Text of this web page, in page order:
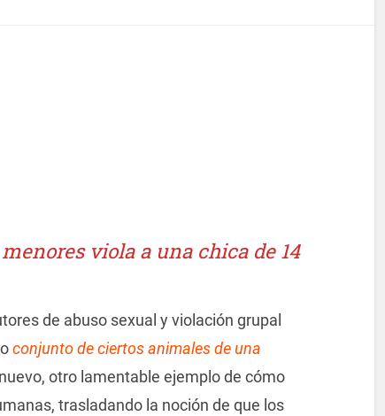
viola a una chica de 14
de abuso sexual y violación grupal
conjunto de ciertos animales de una
otro lamentable ejemplo de cómo
trasladando la noción de que los